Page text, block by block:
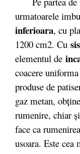
urmatoarele
inferioara, cu
1200 cm2. Cu
elementul de
coacere
produse de
gaz metan,
rumenire, chiar
face ca
usoara. Este